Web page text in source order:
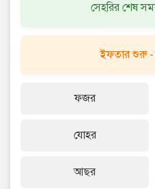
সেহরির শেষ
ইফতার শুরু -
ফজর
যোহর
আছর